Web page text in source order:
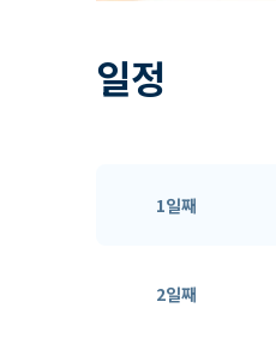
일정
1일째
2일째